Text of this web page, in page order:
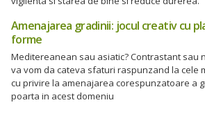
Amenajarea gradinii: jocul creativ cu
forme
Meditereanean sau asiatic? Contrastant sau
va vom da cateva sfaturi raspunzand la cele
cu privire la amenajarea corespunzatoare a
poarta in acest domeniu